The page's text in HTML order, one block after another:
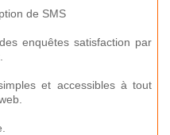
de SMS
enquêtes satisfaction par
et accessibles à tout